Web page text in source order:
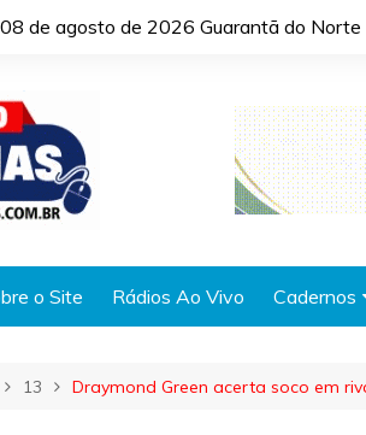
de agosto de 2026 Guarantã do
o Site Rádios Ao Vivo Cadernos
13 Draymond Green acerta soco em